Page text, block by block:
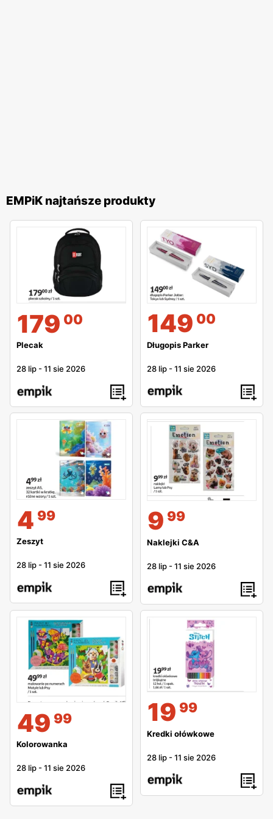
EMPiK najtańsze produkty
179 00
Plecak
28 lip -11 sie 2026
149 00
Długopis Parker
28 lip -11 sie 2026
4 99
Zeszyt
28 lip -11 sie 2026
9 99
Naklejki C&A
28 lip -11 sie 2026
49 99
Kolorowanka
28 lip -11 sie 2026
19 99
Kredki ołówkowe
28 lip -11 sie 2026